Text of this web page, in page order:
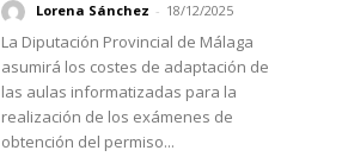
Lorena Sánchez - 18/12/2025
La Diputación Provincial de Málaga
asumirá los costes de adaptación de
las aulas informatizadas para la
realización de los exámenes de
obtención del permiso...